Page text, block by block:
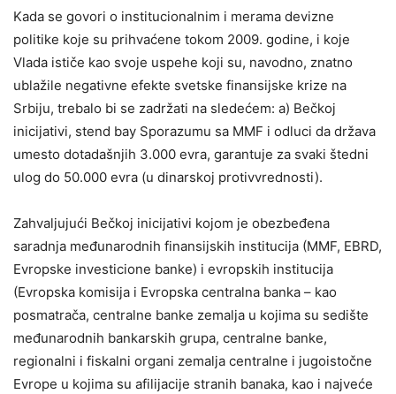
Kada se govori o institucionalnim i merama devizne
politike koje su prihvaćene tokom 2009. godine, i koje
Vlada ističe kao svoje uspehe koji su, navodno, znatno
ublažile negativne efekte svetske finansijske krize na
Srbiju, trebalo bi se zadržati na sledećem: a) Bečkoj
inicijativi, stend bay Sporazumu sa MMF i odluci da država
umesto dotadašnjih 3.000 evra, garantuje za svaki štedni
ulog do 50.000 evra (u dinarskoj protivvrednosti).
Zahvaljujući Bečkoj inicijativi kojom je obezbeđena
saradnja međunarodnih finansijskih institucija (MMF, EBRD,
Evropske investicione banke) i evropskih institucija
(Evropska komisija i Evropska centralna banka – kao
posmatrača, centralne banke zemalja u kojima su sedište
međunarodnih bankarskih grupa, centralne banke,
regionalni i fiskalni organi zemalja centralne i jugoistočne
Evrope u kojima su afilijacije stranih banaka, kao i najveće